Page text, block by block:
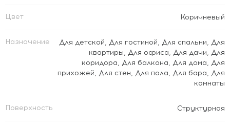
Цвет Коричневый
Назначение Для детской, Для гостиной, Для спальни, Для
квартиры, Для офиса, Для дачи, Для
коридора, Для балкона, Для дома, Для
прихожей, Для стен, Для пола, Для бара, Для
комнаты
Поверхность Структурная